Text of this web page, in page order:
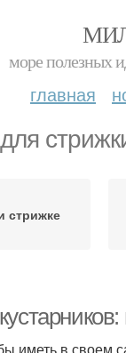
море полезных
главная
стрижке